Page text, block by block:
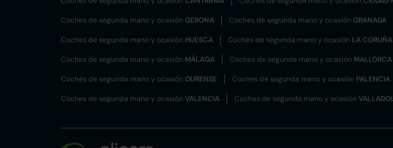
Coches de segunda mano y ocasión GERONA Coches de segunda mano y ocasión GRANADA
Coches de segunda mano y ocasión HUESCA Coches de segunda mano y ocasión LA CORUÑA
Coches de segunda mano y ocasión MÁLAGA Coches de segunda mano y ocasión MALLORCA
Coches de segunda mano y ocasión OURENSE Coches de segunda mano y ocasión PALENCIA
Coches de segunda mano y ocasión VALENCIA Coches de segunda mano y ocasión